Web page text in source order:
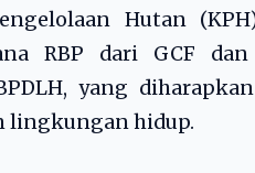
Hutan
RBP dari GCF
yang
lingkungan hidup.